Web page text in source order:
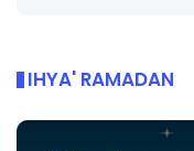
IHYA' RAMADAN